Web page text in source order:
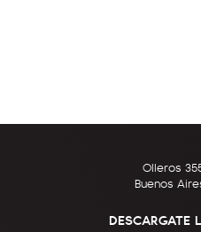
Olleros
Buenos
DESCARGATE